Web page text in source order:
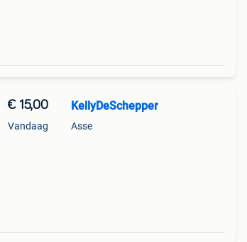
€ 15,00
Vandaag
KellyDeSchepper
Asse